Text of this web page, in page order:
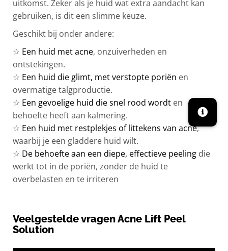
uitkomst. Zeker als je huid wat extra aandacht kan
gebruiken, is dit een slimme keuze.
Geschikt bij onder andere:
☆ Een huid met acne, onzuiverheden en
ontstekingen.
☆ Een huid die glimt, met verstopte poriën en
overmatige talgproductie.
☆ Een gevoelige huid die snel rood wordt en
behoefte heeft aan kalmering.
☆ Een huid met restplekjes of littekens van acne,
waarbij je een gladdere huid wilt.
☆ De behoefte aan een diepe, effectieve peeling die
werkt tot in de poriën, zonder de huid te
overbelasten en te irriteren
Veelgestelde vragen Acne Lift Peel
Solution